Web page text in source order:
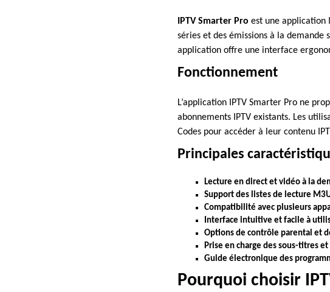
IPTV Smarter Pro est une application
séries et des émissions à la demande
application offre une interface
Fonctionnement
L’application IPTV Smarter Pro ne
abonnements IPTV existants. Les
Codes pour accéder à leur contenu
Principales
Lecture en direct et vidéo à la
Support des listes de lecture
Compatibilité avec plusieurs
Interface intuitive et facile à
Options de contrôle parental et
Prise en charge des sous-titres
Guide électronique des
Pourquoi choisir